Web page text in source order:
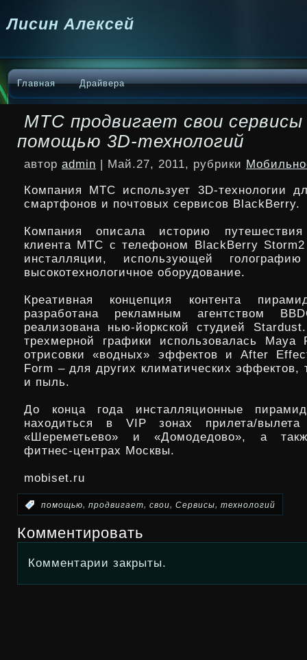
Лисин Алексей
Главная Драйвера
МТС продвигает свои сервисы
помощью 3D-технологий
автор admin | Май.27, 2011, рубрики
Компания МТС использует 3D-технологии
смартфонов и почтовых сервисов BlackBerry.
Компания описала историю
клиента МТС с телефоном BlackBerry
инсталляции, использующей
высокотехнологичное оборудование.
Креативная концепция контента
разработана рекламным агентством
реализована нью-йоркской студией
трехмерной графики использовалась
отрисовки «водных» эффектов и After
Form – для других климатических эффектов,
и пыль.
До конца года инсталляционные
находиться в VIP зонах прилета/
«Шереметьево» и «Домодедово», а
фитнес-центрах Москвы.
mobiset.ru
помощью, продвигает, свои, Сервисы, технологий
Комментировать
Комментарии закрыты.